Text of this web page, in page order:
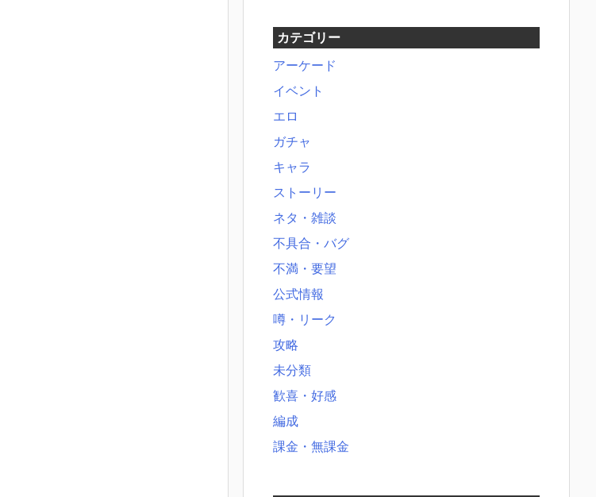
カテゴリー
アーケード
イベント
エロ
ガチャ
キャラ
ストーリー
ネタ・雑談
不具合・バグ
不満・要望
公式情報
噂・リーク
攻略
未分類
歓喜・好感
編成
課金・無課金